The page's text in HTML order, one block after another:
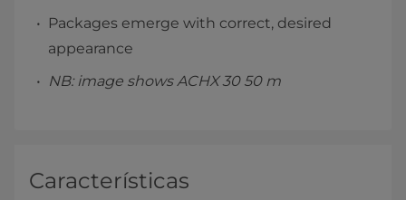
Packages emerge with correct, desired
appearance
NB: image shows ACHX 30 50 m
Características